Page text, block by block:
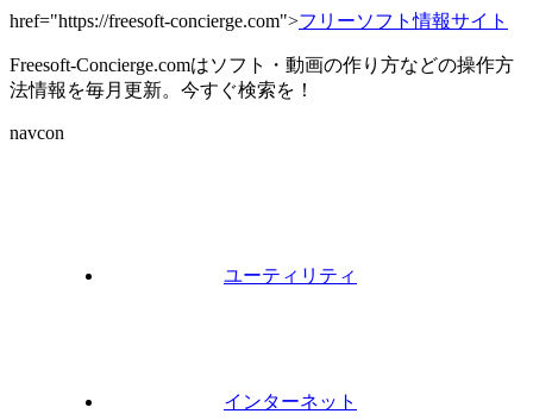
href="https://freesoft-concierge.com">フリーソフト情報サイト
Freesoft-Concierge.comはソフト・動画の作り方などの操作方
法情報を毎月更新。今すぐ検索を！
navcon
ユーティリティ
インターネット